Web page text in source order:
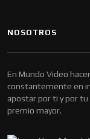
NOSOTROS
En Mundo Video
constantemente en
apostar por ti y por
premio mayor.